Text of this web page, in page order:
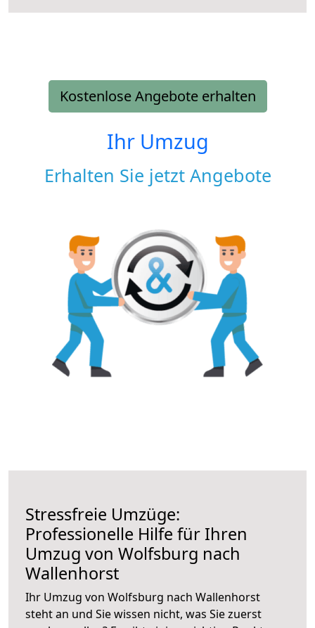
Kostenlose Angebote erhalten
Ihr Umzug
Erhalten Sie jetzt Angebote
Stressfreie Umzüge:
Professionelle Hilfe für Ihren
Umzug von Wolfsburg nach
Wallenhorst
Ihr Umzug von Wolfsburg nach Wallenhorst
steht an und Sie wissen nicht, was Sie zuerst